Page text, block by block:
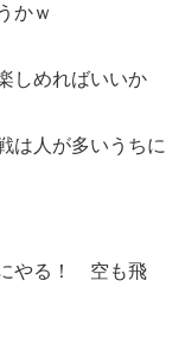
かｗ
しめればいいか
は人が多いうちに
やる！ 空も飛